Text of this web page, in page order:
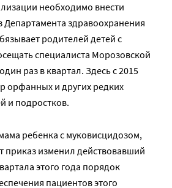
необходимо внести
Департамента здравоохранения
родителей детей с
специалиста Морозовской
раз в квартал. Здесь с 2015
орфанных и других редких
и подростков.
ребенка с муковисцидозом,
приказ изменил действовавший
этого года порядок
пациентов этого